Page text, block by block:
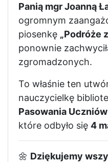
Panią mgr Joanną
ogromnym
piosenkę „Podróże
ponownie
zgromadzonych.
To właśnie ten
nauczycielkę
Pasowania
które odbyło się 4
🌼 Dziękujemy